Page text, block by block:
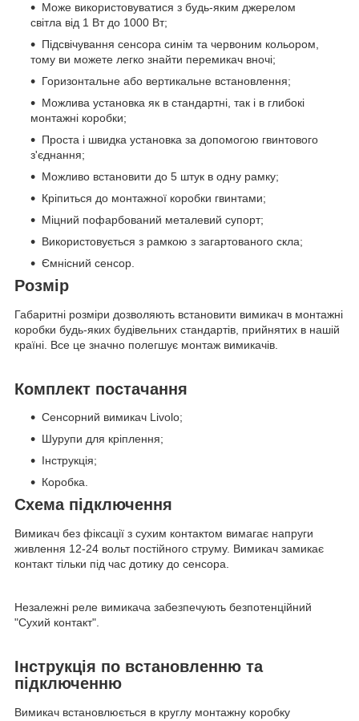
Може використовуватися з будь-яким джерелом
світла від 1 Вт до 1000 Вт;
Підсвічування сенсора синім та червоним кольором,
тому ви можете легко знайти перемикач вночі;
Горизонтальне або вертикальне встановлення;
Можлива установка як в стандартні, так і в глибокі
монтажні коробки;
Проста і швидка установка за допомогою гвинтового
з'єднання;
Можливо встановити до 5 штук в одну рамку;
Кріпиться до монтажної коробки гвинтами;
Міцний пофарбований металевий супорт;
Використовується з рамкою з загартованого скла;
Ємнісний сенсор.
Розмір
Габаритні розміри дозволяють встановити вимикач в монтажні
коробки будь-яких будівельних стандартів, прийнятих в нашій
країні. Все це значно полегшує монтаж вимикачів.
Комплект постачання
Сенсорний вимикач Livolo;
Шурупи для кріплення;
Інструкція;
Коробка.
Схема підключення
Вимикач без фіксації з сухим контактом вимагає напруги
живлення 12-24 вольт постійного струму. Вимикач замикає
контакт тільки під час дотику до сенсора.
Незалежні реле вимикача забезпечують безпотенційний
"Сухий контакт".
Інструкція по встановленню та
підключенню
Вимикач встановлюється в круглу монтажну коробку